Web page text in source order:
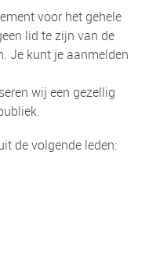
voor het gehele
lid te zijn van de
Je kunt je aanmelden
wij een gezellig
de volgende leden: